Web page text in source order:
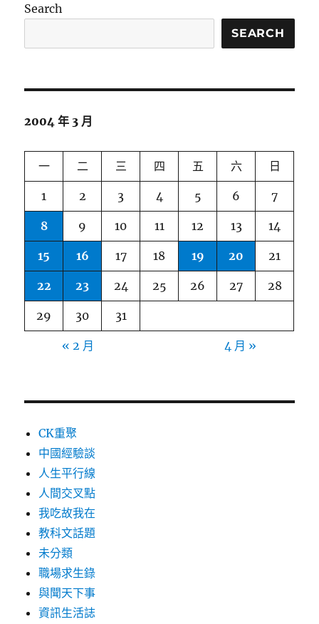
Search
SEARCH
2004 年 3 月
一 二 三 四 五 六 日
1 2 3 4 5 6 7
8 9 10 11 12 13 14
15 16 17 18 19 20 21
22 23 24 25 26 27 28
29 30 31
« 2 月 4 月 »
CK重聚
中國經驗談
人生平行線
人間交叉點
我吃故我在
教科文話題
未分類
職場求生錄
與聞天下事
資訊生活誌